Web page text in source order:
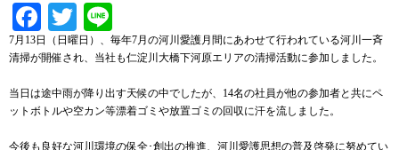
Facebook
Twitter
7月13日（日曜日）、毎年7月の河川愛護月間にあわせて行われている河川一斉
清掃が開催され、当社も仁淀川大橋下河原エリアの清掃活動に参加しました。
当日は途中雨が降り出す天候の中でしたが、14名の社員が他の参加者と共にペ
ットボトルや空カン等漂着ゴミや放置ゴミの回収に汗を流しました。
今後も良好な河川環境の保全･創出の推進、河川愛護思想の普及啓発に努めてい